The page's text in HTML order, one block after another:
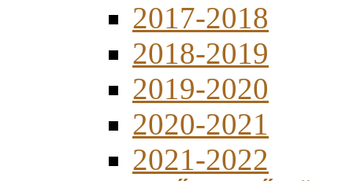
2017-2018
2018-2019
2019-2020
2020-2021
2021-2022